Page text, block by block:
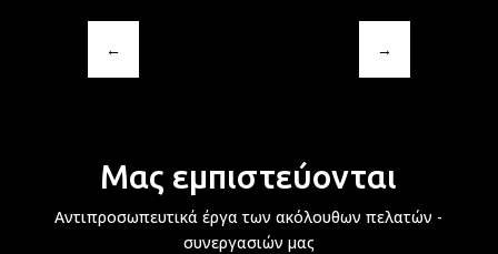
← →
Μας εμπιστεύονται
Αντιπροσωπευτικά έργα των ακόλουθων πελατών -
συνεργασιών μας